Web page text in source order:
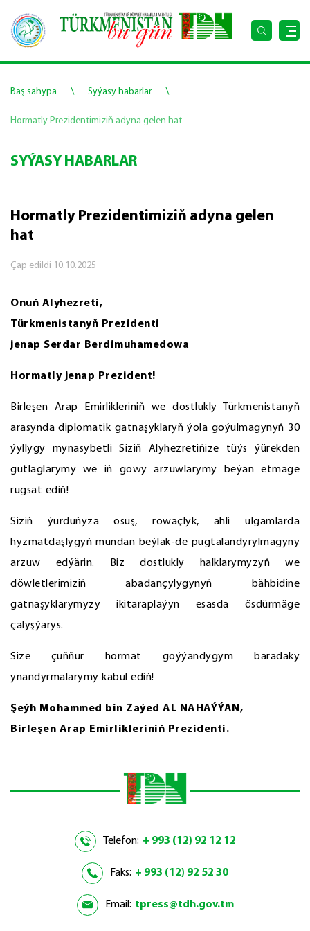
Baş sahypa \ Syýasy habarlar \
Hormatly Prezidentimiziň adyna gelen hat
SYÝASY HABARLAR
Hormatly Prezidentimiziň adyna gelen
hat
Çap edildi 10.10.2025
Onuň Alyhezreti,
Türkmenistanyň Prezidenti
jenap Serdar Berdimuhamedowa
Hormatly jenap Prezident!
Birleşen Arap Emirlikleriniň we dostlukly Türkmenistanyň
arasynda diplomatik gatnaşyklaryň ýola goýulmagynyň 30
ýyllygy mynasybetli Siziň Alyhezretiňize tüýs ýürekden
gutlaglarymy we iň gowy arzuwlarymy beýan etmäge
rugsat ediň!
Siziň ýurduňyza ösüş, rowaçlyk, ähli ulgamlarda
hyzmatdaşlygyň mundan beýläk-de pugtalandyrylmagyny
arzuw edýärin. Biz dostlukly halklarymyzyň we
döwletlerimiziň abadançylygynyň bähbidine
gatnaşyklarymyzy ikitaraplaýyn esasda ösdürmäge
çalyşýarys.
Size çuňňur hormat goýýandygym baradaky
ynandyrmalarymy kabul ediň!
Şeýh Mohammed bin Zaýed AL NAHAÝÝAN,
Birleşen Arap Emirlikleriniň Prezidenti.
Telefon: + 993 (12) 92 12 12
Faks: + 993 (12) 92 52 30
Email: tpress@tdh.gov.tm